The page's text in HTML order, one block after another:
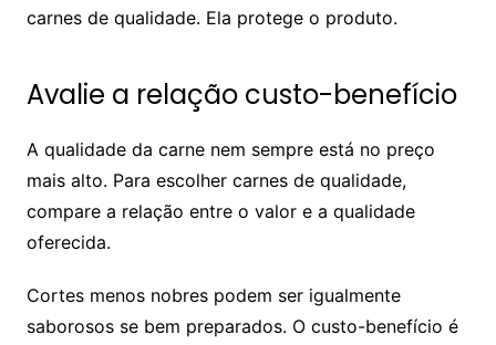
carnes de qualidade. Ela protege o produto.
Avalie a relação custo-benefício
A qualidade da carne nem sempre está no preço
mais alto. Para escolher carnes de qualidade,
compare a relação entre o valor e a qualidade
oferecida.
Cortes menos nobres podem ser igualmente
saborosos se bem preparados. O custo-benefício é